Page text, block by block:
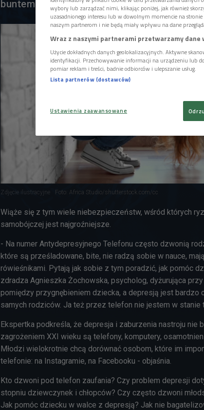
buntem i złym wychowaniem.
Zdjęcie ilustracyjne Foto: Africa Studio/shutterstock.com/cc
Wiąże się z tym wiele niebezpieczeństw, wśród których
samobójczej jest najgroźniejsze.
- Na numer Antydepresyjnego Telefonu często dzwonią
które są prześladowane, bite, nie radzą sobie w nauce,
rówieśnikami. Pytają jak sobie z tym poradzić, jak pomóc
zdradza Agnieszka Żochowska, psycholog, dyżurująca
pomiędzy przygnębieniem dziecka, a depresją jest bardzo
samych rodziców. Ja też przez telefon nie jestem w
Ekspertka podkreśla, że depresja i zaburzenia nastroju nie
zagrożeniem XXI wieku są telefony, komputery,
Młodzi wielokrotnie chcą dorównać osobom, które im
telefonie: na Instagramie, na Facebooku - objaśnia.
Kto dzwoni pod telefon zaufania? Czy problem depresji
stopniu dziewczynek i chłopców? Czy często dzwoni
Jak pomóc dziecku w walce z depresją? Jak nie
wybory lub zarządzać nimi, klikając poniżej, jak również
uzasadnionego interesu lub w dowolnym momencie na
naszym partnerom i nie będą miały wpływu na dane
Wraz z naszymi partnerami przetwarzamy dane
Użycie dokładnych danych geolokalizacyjnych. Aktywne
identyfikacji. Przechowywanie informacji na urządzeniu lub
pomiar reklam i treści, badnie odbiorców i ulepszanie usług.
Lista partnerów (dostawców)
Ustawienia zaawansowane